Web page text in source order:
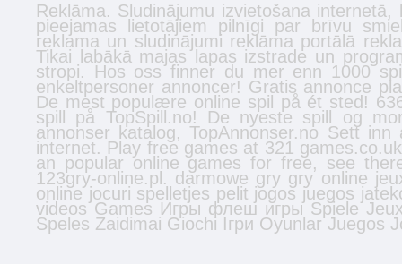
Reklāma. Sludinājumu izvietošana internetā,
pieejamas lietotājiem pilnīgi par brīvu
reklama un sludinājumi reklāma portālā
Tikai labākā majas lapas izstrade un
stropi. Hos oss finner du mer enn 1000
enkeltpersoner annoncer! Gratis annonce
De mest populære online spil på ét sted!
spill på TopSpill.no! De nyeste spill og
annonser katalog, TopAnnonser.no Sett
internet. Play free games at 321
an popular online games for free, see
123gry-online.pl. darmowe gry gry online
online jocuri spelletjes pelit jogos juegos
videos Games Игры флеш игры Spiele
Speles Zaidimai Giochi Ігри Oyunlar Juegos